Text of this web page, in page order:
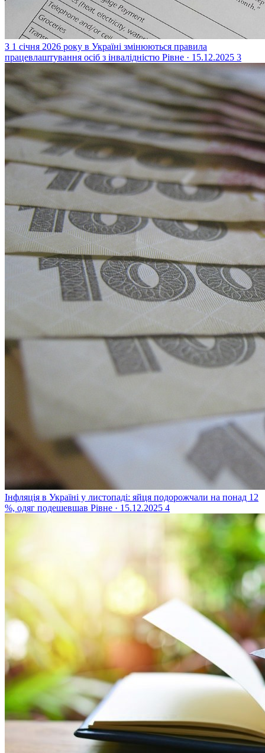
З 1 січня 2026 року в Україні змінюються правила
працевлаштування осіб з інвалідністю Рівне · 15.12.2025 3
Інфляція в Україні у листопаді: яйця подорожчали на понад 12
%, одяг подешевшав Рівне · 15.12.2025 4